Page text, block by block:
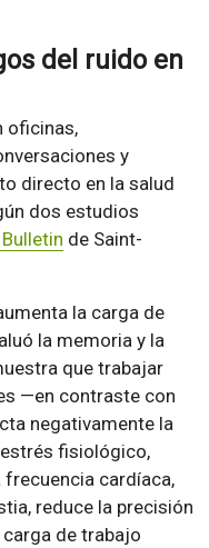
del ruido en
oficinas,
y
directo en la salud
dos estudios
de Saint-
la carga de
la memoria y la
que trabajar
—en contraste con
negativamente la
fisiológico,
frecuencia cardíaca,
reduce la precisión
de trabajo